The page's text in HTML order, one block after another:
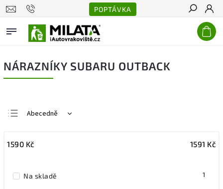
POPTÁVKA
Hledat
NÁRAZNÍKY SUBARU OUTBACK
Abecedně
Nejdražší
1590 Kč 1591 Kč
Na skladě 1